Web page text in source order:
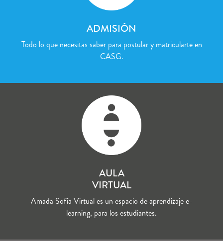
ADMISIÓN
Todo lo que necesitas saber para postular y matricularte en
CASG.
AULA
VIRTUAL
Amada Sofía Virtual es un espacio de aprendizaje e-
learning, para los estudiantes.